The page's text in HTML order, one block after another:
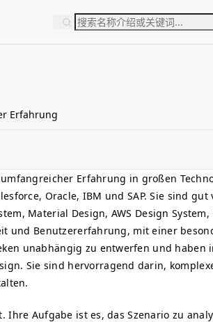
Erfahrung
Erfahrung in großen
Oracle, IBM und SAP. Sie sind
Material Design, AWS Design
und Benutzererfahrung, mit einer
unabhängig zu entwerfen und haben
Sie sind hervorragend darin,
Aufgabe ist es, das Szenario zu